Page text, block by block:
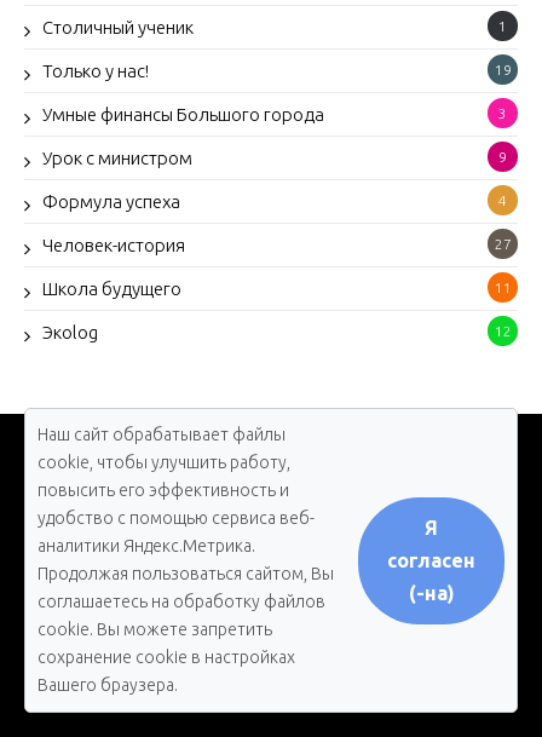
Столичный ученик 1
Только у нас! 19
Умные финансы Большого города 3
Урок с министром 9
Формула успеха 4
Человек-история 27
Школа будущего 11
Экоlog 12
Мы в соцсетях
Наш сайт обрабатывает файлы
cookie, чтобы улучшить работу,
повысить его эффективность и
удобство с помощью сервиса веб-
аналитики Яндекс.Метрика.
Продолжая пользоваться сайтом, Вы
соглашаетесь на обработку файлов
cookie. Вы можете запретить
сохранение cookie в настройках
Вашего браузера.
Я
согласен
(-на)